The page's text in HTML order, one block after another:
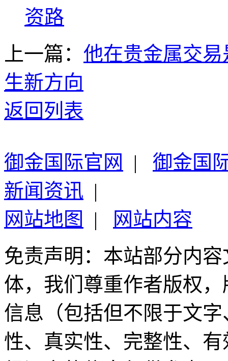
资路
上一篇： 他在贵金属交
生新方向
返回列表
御金国际官网 | 御金国
新闻资讯 |
网站地图
|
网站内容
免责声明：本站部分内
体，我们尊重作者版权
信息（包括但不限于文
性、真实性、完整性、